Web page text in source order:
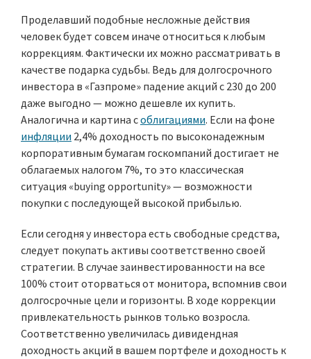
Проделавший подобные несложные действия
человек будет совсем иначе относиться к любым
коррекциям. Фактически их можно рассматривать в
качестве подарка судьбы. Ведь для долгосрочного
инвестора в «Газпроме» падение акций с 230 до 200
даже выгодно — можно дешевле их купить.
Аналогична и картина соблигациями. Если на фоне
инфляции 2,4% доходность по высоконадежным
корпоративным бумагам госкомпаний достигает не
облагаемых налогом 7%, то это классическая
ситуация «buying opportunity» — возможности
покупки с последующей высокой прибылью.
Если сегодня у инвестора есть свободные средства,
следует покупать активы соответственно своей
стратегии. В случае заинвестированности на все
100% стоит оторваться от монитора, вспомнив свои
долгосрочные цели и горизонты. В ходе коррекции
привлекательность рынков только возросла.
Соответственно увеличилась дивидендная
доходность акций в вашем портфеле и доходность к